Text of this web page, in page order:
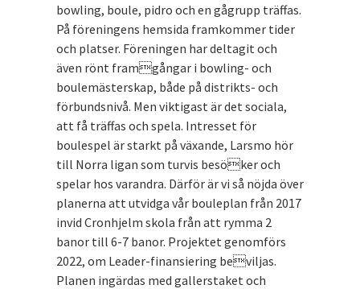
bowling, boule, pidro och en gågrupp träffas.
På föreningens hemsida framkommer tider
och platser. Föreningen har deltagit och
även rönt framgångar i bowling- och
boulemästerskap, både på distrikts- och
förbundsnivå. Men viktigast är det sociala,
att få träffas och spela. Intresset för
boulespel är starkt på växande, Larsmo hör
till Norra ligan som turvis besöker och
spelar hos varandra. Därför är vi så nöjda över
planerna att utvidga vår bouleplan från 2017
invid Cronhjelm skola från att rymma 2
banor till 6-7 banor. Projektet genomförs
2022, om Leader-finansiering beviljas.
Planen ingärdas med gallerstaket och